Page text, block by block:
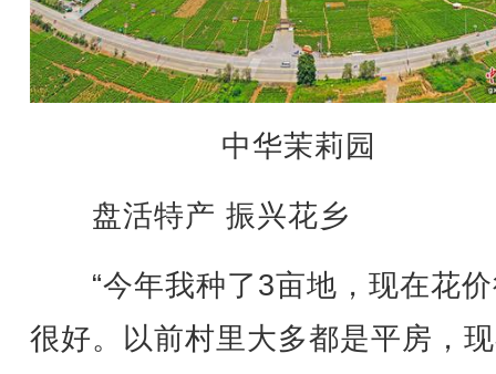
中华茉莉园
盘活特产 振兴花乡
“今年我种了3亩地，现在花价
很好。以前村里大多都是平房，